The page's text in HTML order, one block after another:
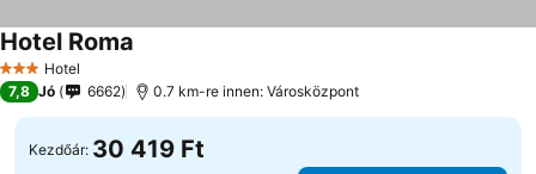
3 Kategória
Hotel
Hotel Roma
7,8 Jó 6662 0.7 km-re innen: Városközpont
Kezdőár: 30 419 Ft